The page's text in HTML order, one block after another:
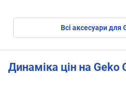
Всі аксесуари для
Динаміка цін на Geko